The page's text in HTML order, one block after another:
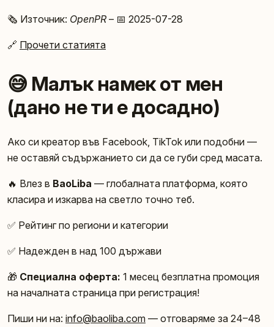
🗞️ Източник: OpenPR – 📅 2025-07-28
🔗 Прочети статията
😅 Малък намек от мен
(дано не ти е досадно)
Ако си креатор във Facebook, TikTok или подобни —
не оставяй съдържанието си да се губи сред масата.
🔥 Влез в BaoLiba — глобалната платформа, която
класира и изкарва на светло точно теб.
✅ Рейтинг по региони и категории
✅ Надежден в над 100 държави
🎁 Специална оферта: 1 месец безплатна промоция
на началната страница при регистрация!
Пиши ни на: info@baoliba.com — отговаряме за 24–48